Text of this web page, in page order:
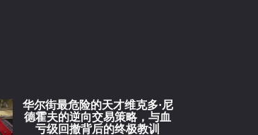
华尔街最危险的天才维克多·尼
德霍夫的逆向交易策略，与血
亏级回撤背后的终极教训